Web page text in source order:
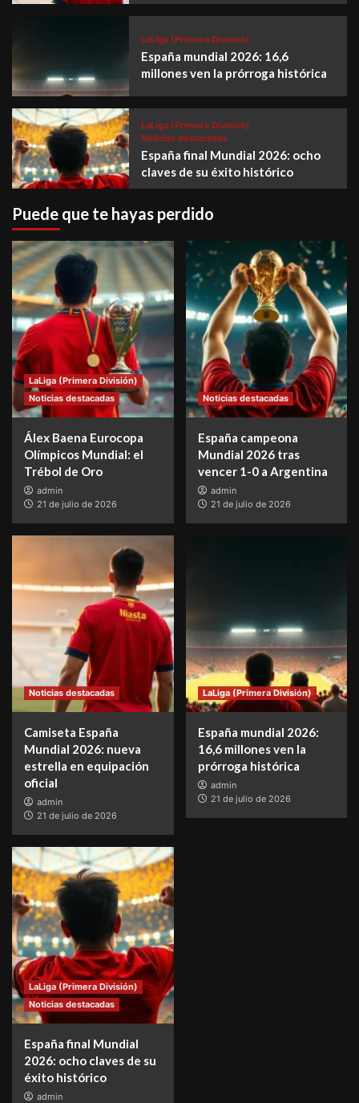
LaLiga (Primera División)
España mundial 2026: 16,6
millones ven la prórroga histórica
LaLiga (Primera División)
Noticias destacadas
España final Mundial 2026: ocho
claves de su éxito histórico
Puede que te hayas perdido
LaLiga (Primera División)
Noticias destacadas
Álex Baena Eurocopa
Olímpicos Mundial: el
Trébol de Oro
admin
21 de julio de 2026
Noticias destacadas
España campeona
Mundial 2026 tras
vencer 1-0 a Argentina
admin
21 de julio de 2026
Noticias destacadas
Camiseta España
Mundial 2026: nueva
estrella en equipación
oficial
admin
21 de julio de 2026
LaLiga (Primera División)
España mundial 2026:
16,6 millones ven la
prórroga histórica
admin
21 de julio de 2026
LaLiga (Primera División)
Noticias destacadas
España final Mundial
2026: ocho claves de su
éxito histórico
admin